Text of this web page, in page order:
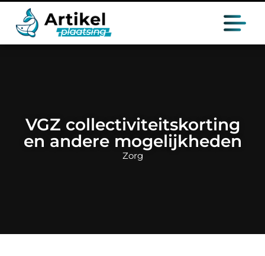
VGZ collectiviteitskorting
en andere mogelijkheden
Zorg